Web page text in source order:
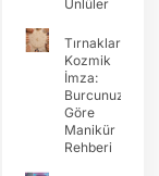
Ünlüler
Tırnaklarda
Kozmik
İmza:
Burcunuza
Göre
Manikür
Rehberi